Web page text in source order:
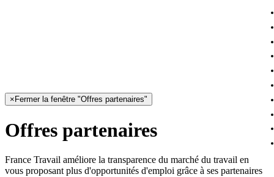
× Fermer la fenêtre "Offres partenaires"
Offres partenaires
France Travail améliore la transparence du marché du travail en
vous proposant plus d'opportunités d'emploi grâce à ses partenaires